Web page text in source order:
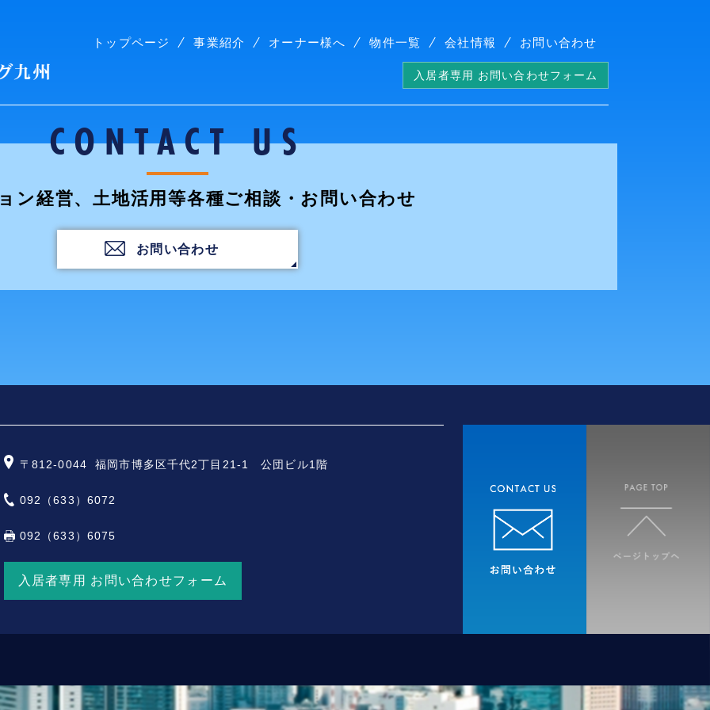
株式会社コープリビング九州
トップページ 事業紹介 オーナー様へ 物件一覧 会社情報 お問い合わせ
入居者専用 お問い合わせフォーム
CONTACT US
ン経営、土地活用等各種ご相談・お問い合わせ
お問い合わせ
〒812-0044 福岡市博多区千代2丁目21-1 公団ビル1階
092（633）6072
092（633）6075
入居者専用 お問い合わせフォーム